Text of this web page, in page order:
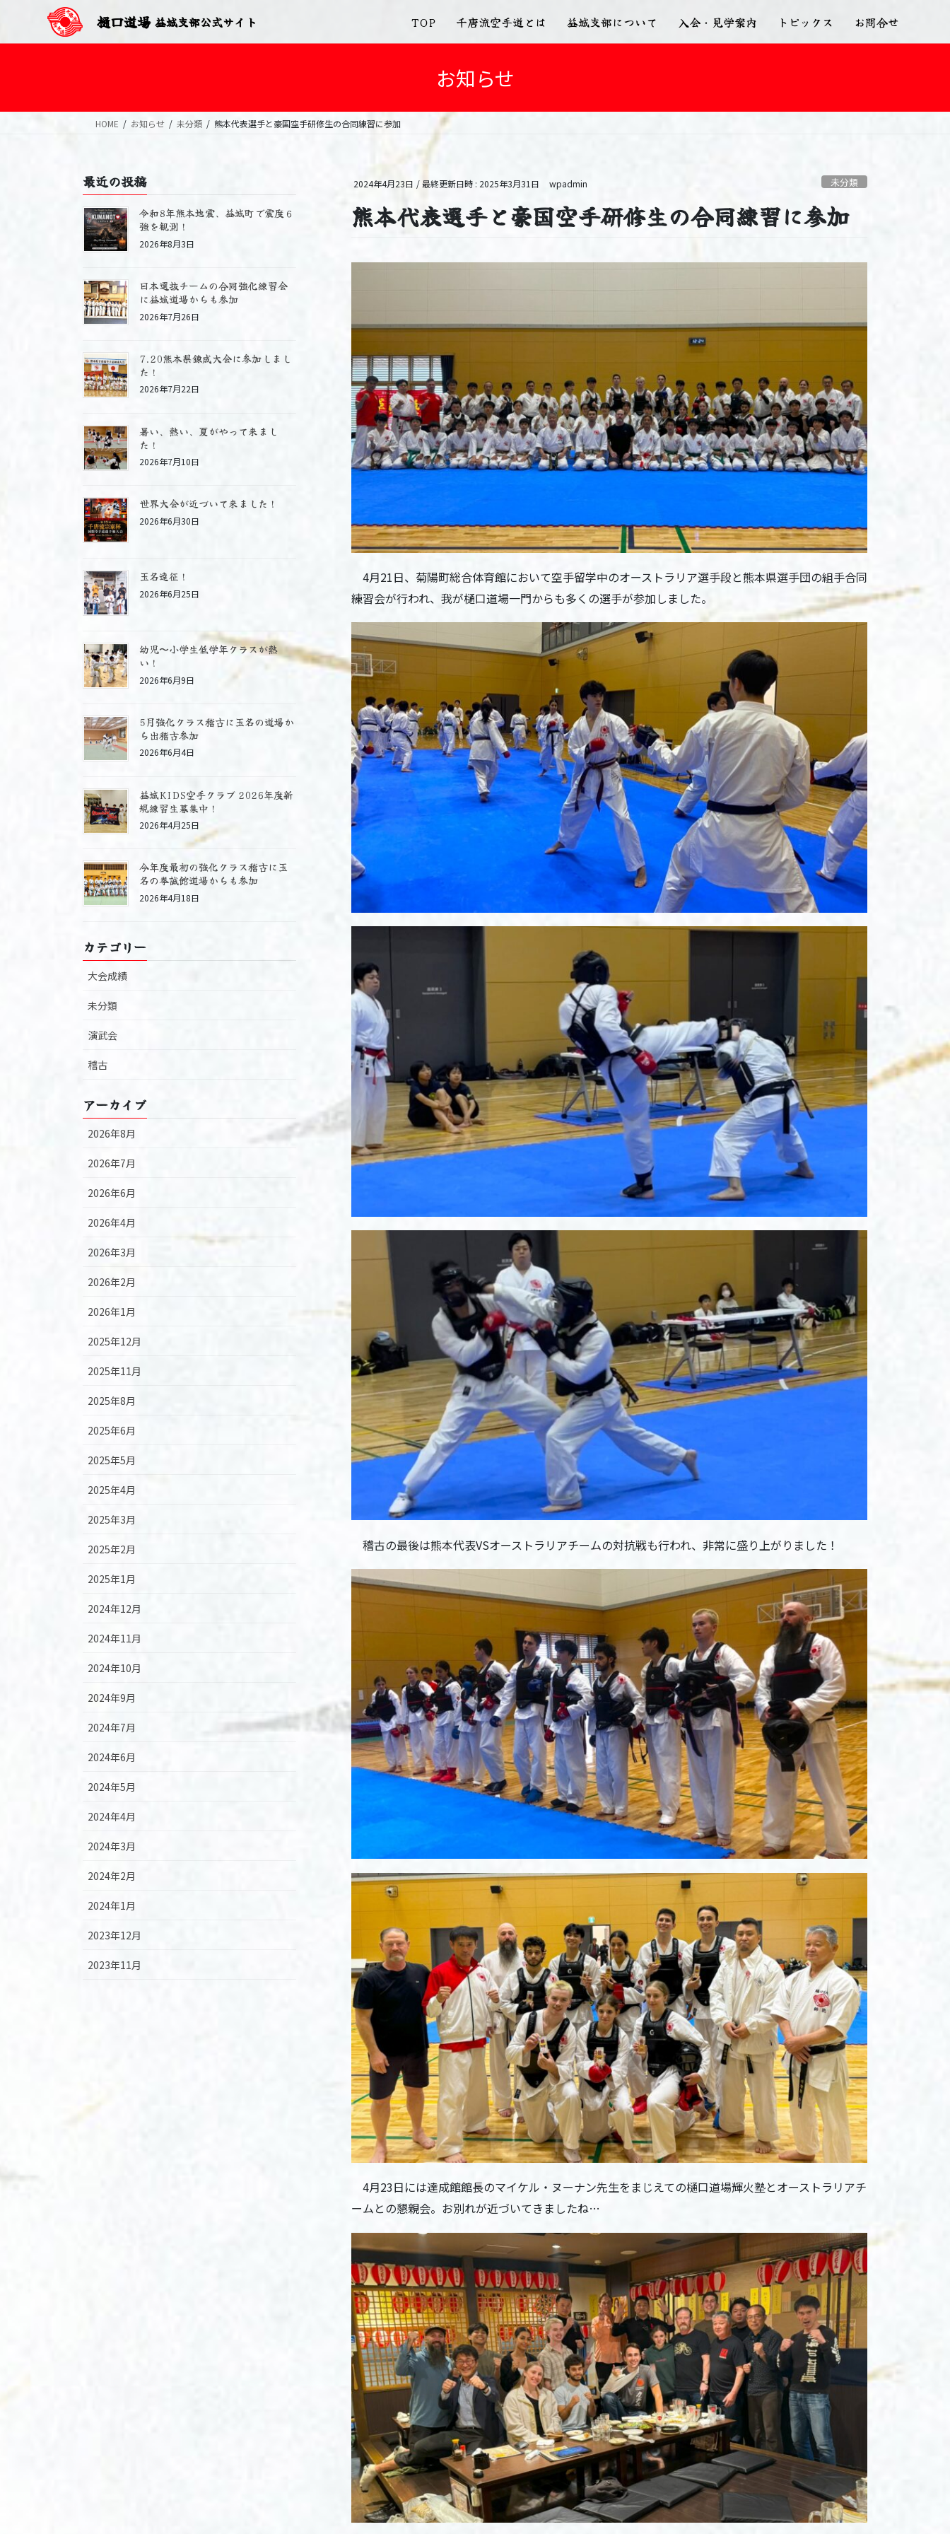
樋口道場 益城支部公式サイト TOP 千唐流空手道とは 益城支部について 入会・見学案内 トピックス お問合せ
お知らせ
HOME お知らせ 未分類 熊本代表選手と豪国空手研修生の合同練習に参加
2024年4月23日 / 最終更新日時 : 2025年3月31日 wpadmin 未分類
熊本代表選手と豪国空手研修生の合同練習に参加
4月21日、菊陽町総合体育館において空手留学中のオーストラリア選手段と熊本県選手団の組手合同
練習会が行われ、我が樋口道場一門からも多くの選手が参加しました。
稽古の最後は熊本代表VSオーストラリアチームの対抗戦も行われ、非常に盛り上がりました！
4月23日には達成館館長のマイケル・ヌーナン先生をまじえての樋口道場輝火塾とオーストラリアチ
ームとの懇親会。お別れが近づいてきましたね…
最近の投稿
令和8年熊本地震、益城町で震度６
強を観測！
2026年8月3日
日本選抜チームの合同強化練習会
に益城道場からも参加
2026年7月26日
7.20熊本県錬成大会に参加しまし
た！
2026年7月22日
暑い、熱い、夏がやって来まし
た！
2026年7月10日
世界大会が近づいて来ました！
2026年6月30日
玉名遠征！
2026年6月25日
幼児〜小学生低学年クラスが熱
い！
2026年6月9日
5月強化クラス稽古に玉名の道場か
ら出稽古参加
2026年6月4日
益城KIDS空手クラブ 2026年度新
規練習生募集中！
2026年4月25日
今年度最初の強化クラス稽古に玉
名の拳誠館道場からも参加
2026年4月18日
カテゴリー
大会成績
未分類
演武会
稽古
アーカイブ
2026年8月
2026年7月
2026年6月
2026年4月
2026年3月
2026年2月
2026年1月
2025年12月
2025年11月
2025年8月
2025年6月
2025年5月
2025年4月
2025年3月
2025年2月
2025年1月
2024年12月
2024年11月
2024年10月
2024年9月
2024年7月
2024年6月
2024年5月
2024年4月
2024年3月
2024年2月
2024年1月
2023年12月
2023年11月